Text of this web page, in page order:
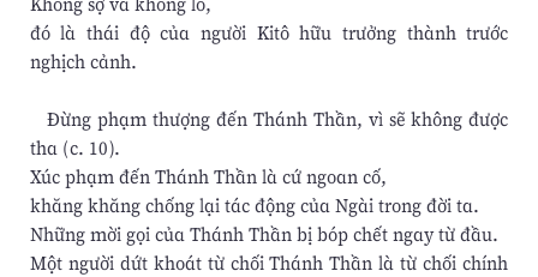
đó là thái độ của người Kitô hữu trưởng thành trước
nghịch cảnh.
Đừng phạm thượng đến Thánh Thần, vì sẽ không được
tha (c. 10).
Xúc phạm đến Thánh Thần là cứ ngoan cố,
khăng khăng chống lại tác động của Ngài trong đời ta.
Những mời gọi của Thánh Thần bị bóp chết ngay từ đầu.
Một người dứt khoát từ chối Thánh Thần là từ chối chính